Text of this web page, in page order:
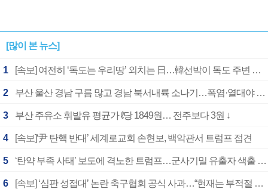
[많이 본 뉴스]
1 [속보] 여전히 ‘독도는 우리땅’ 외치는 日…韓선박이 독도 주변 해양조사 활동하자 반발
2 부산 울산 경남 구름 많고 경남 북서내륙 소나기…폭염·열대야 계속
3 부산 주유소 휘발유 평균가 ℓ당 1849원… 전주보다 3원 ↓
4 [속보]‘尹 탄핵 반대’ 세계로교회 손현보, 백악관서 트럼프 접견
5 ‘탄약 부족 사태’ 보도에 격노한 트럼프…군사기밀 유출자 색출 지시
6 [속보] ‘심판 성접대’ 논란 축구협회 공식 사과…“현재는 부적절 행위 없어”